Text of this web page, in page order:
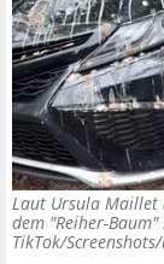
Laut Ursula Maillet
dem "Reiher-
TikTok/